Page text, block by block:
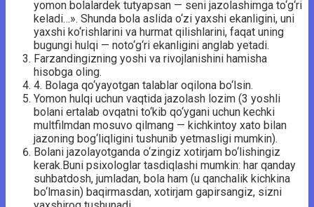
yomon bolalardek tutyapsan — seni jazolashimga to‘g‘ri
keladi…». Shunda bola aslida o‘zi yaxshi ekanligini, uni
yaxshi ko‘rishlarini va hurmat qilishlarini, faqat uning
bugungi hulqi — noto‘g‘ri ekanligini anglab yetadi.
Farzandingizning yoshi va rivojlanishini hamisha
hisobga oling.
4. Bolaga qo‘yayotgan talablar oqilona bo‘lsin.
Yomon hulqi uchun vaqtida jazolash lozim (3 yoshli
bolani ertalab ovqatni to‘kib qo‘ygani uchun kechki
multfilmdan mosuvo qilmang — kichkintoy xato bilan
jazoning bog‘liqligini tushunib yetmasligi mumkin).
Bolani jazolayotganda o‘zingiz xotirjam bo‘lishingiz
kerak.Buni psixologlar tasdiqlashi mumkin: har qanday
suhbatdosh, jumladan, bola ham (u qanchalik kichkina
bo‘lmasin) baqirmasdan, xotirjam gapirsangiz, sizni